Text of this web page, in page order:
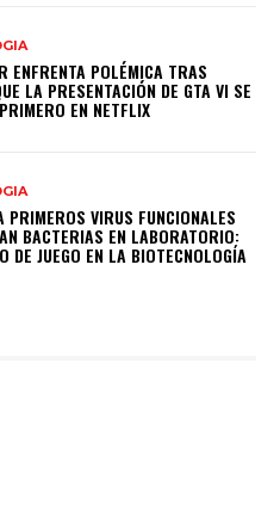
ENFRENTA POLÉMICA TRAS
LA PRESENTACIÓN DE GTA VI SE
EN NETFLIX
PRIMEROS VIRUS FUNCIONALES
BACTERIAS EN LABORATORIO:
DE JUEGO EN LA BIOTECNOLOGÍA